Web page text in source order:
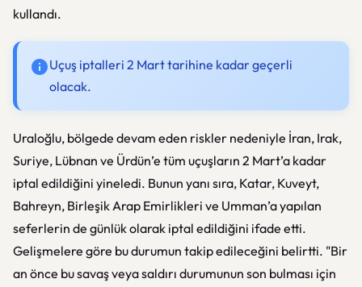
kullandı.
Uçuş iptalleri 2 Mart tarihine kadar geçerli
olacak.
Uraloğlu, bölgede devam eden riskler nedeniyle İran, Irak,
Suriye, Lübnan ve Ürdün’e tüm uçuşların 2 Mart’a kadar
iptal edildiğini yineledi. Bunun yanı sıra, Katar, Kuveyt,
Bahreyn, Birleşik Arap Emirlikleri ve Umman’a yapılan
seferlerin de günlük olarak iptal edildiğini ifade etti.
Gelişmelere göre bu durumun takip edileceğini belirtti. "Bir
an önce bu savaş veya saldırı durumunun son bulması için